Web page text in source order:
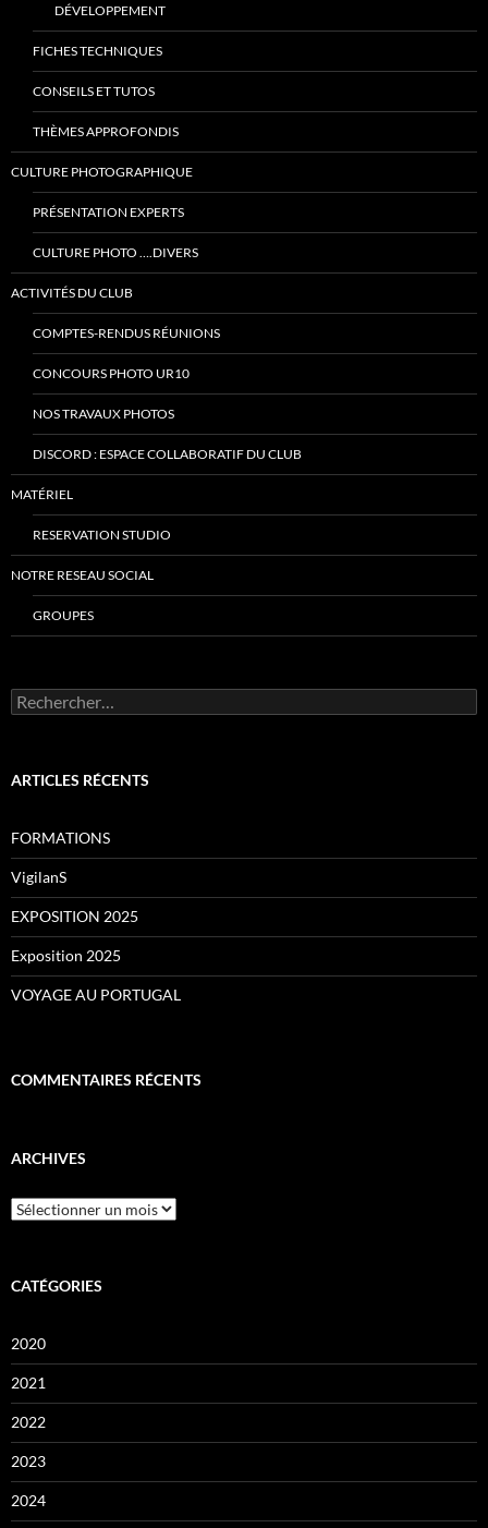
DÉVELOPPEMENT
FICHES TECHNIQUES
CONSEILS ET TUTOS
THÈMES APPROFONDIS
CULTURE PHOTOGRAPHIQUE
PRÉSENTATION EXPERTS
CULTURE PHOTO ….DIVERS
ACTIVITÉS DU CLUB
COMPTES-RENDUS RÉUNIONS
CONCOURS PHOTO UR10
NOS TRAVAUX PHOTOS
DISCORD : ESPACE COLLABORATIF DU CLUB
MATÉRIEL
RESERVATION STUDIO
NOTRE RESEAU SOCIAL
GROUPES
Rechercher :
ARTICLES RÉCENTS
FORMATIONS
VigilanS
EXPOSITION 2025
Exposition 2025
VOYAGE AU PORTUGAL
COMMENTAIRES RÉCENTS
ARCHIVES
Archives
CATÉGORIES
2020
2021
2022
2023
2024